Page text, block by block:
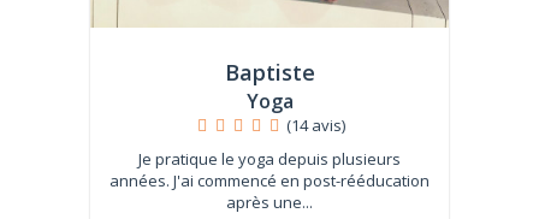
Baptiste
Yoga
(14 avis)
Je pratique le yoga depuis plusieurs
années. J'ai commencé en post-rééducation
après une...